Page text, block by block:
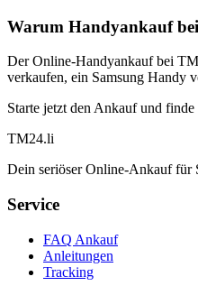
Warum Handyankauf
Der Online-Handyankauf bei
verkaufen, ein Samsung Handy
Starte jetzt den Ankauf und
TM24.li
Dein seriöser Online-Ankauf für
Service
FAQ Ankauf
Anleitungen
Tracking